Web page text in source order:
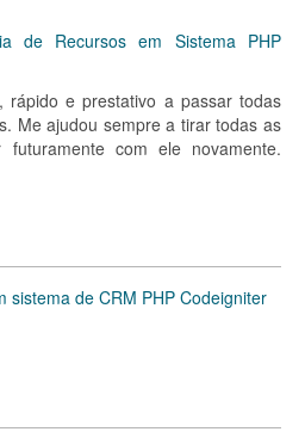
de Recursos em Sistema PHP
rápido e prestativo a passar todas
Me ajudou sempre a tirar todas as
futuramente com ele novamente.
sistema de CRM PHP Codeigniter